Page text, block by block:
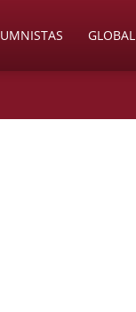
GLOBAL